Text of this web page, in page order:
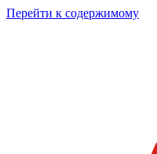
Перейти к содержимому